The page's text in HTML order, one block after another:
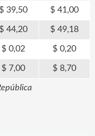
39,50 41,00
44,20 49,18
0,02 0,20
7,00 8,70